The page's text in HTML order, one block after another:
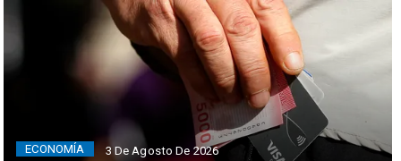
ECONOMÍA 3 De Agosto De 2026